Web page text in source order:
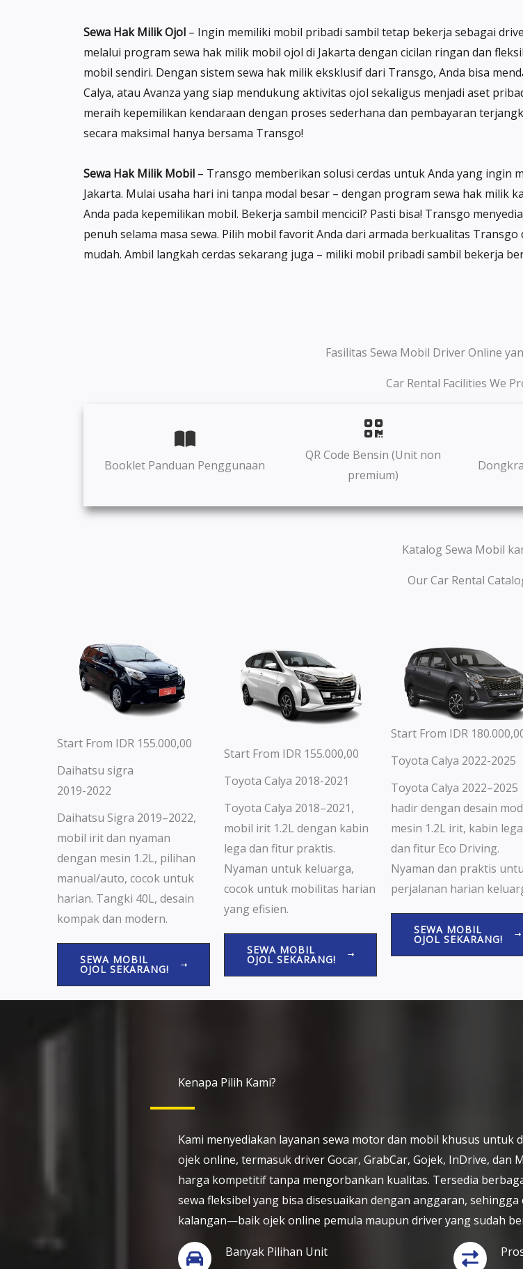
Sewa Hak Milik Ojol – Ingin memiliki mobil pribadi sambil tetap bekerja sebagai
melalui program sewa hak milik mobil ojol di Jakarta dengan cicilan ringan dan
mobil sendiri. Dengan sistem sewa hak milik eksklusif dari Transgo, Anda bisa
Calya, atau Avanza yang siap mendukung aktivitas ojol sekaligus menjadi aset
meraih kepemilikan kendaraan dengan proses sederhana dan pembayaran
secara maksimal hanya bersama Transgo!
Sewa Hak Milik Mobil – Transgo memberikan solusi cerdas untuk Anda yang ingin
Jakarta. Mulai usaha hari ini tanpa modal besar – dengan program sewa hak milik
Anda pada kepemilikan mobil. Bekerja sambil mencicil? Pasti bisa! Transgo
penuh selama masa sewa. Pilih mobil favorit Anda dari armada berkualitas
mudah. Ambil langkah cerdas sekarang juga – miliki mobil pribadi sambil bekerja
Fasilitas Sewa Mobil Driver Online
Car Rental Facilities We
Booklet Panduan Penggunaan
QR Code Bensin (Unit non
premium)
Katalog Sewa Mobil
Our Car Rental
Start From IDR 155.000,00
Daihatsu sigra
2019-2022
Daihatsu Sigra 2019–2022,
mobil irit dan nyaman
dengan mesin 1.2L, pilihan
manual/auto, cocok untuk
harian. Tangki 40L, desain
kompak dan modern.
SEWA MOBIL
OJOL SEKARANG!
Start From IDR 155.000,00
Toyota Calya 2018-2021
Toyota Calya 2018–2021,
mobil irit 1.2L dengan kabin
lega dan fitur praktis.
Nyaman untuk keluarga,
cocok untuk mobilitas harian
yang efisien.
SEWA MOBIL
OJOL SEKARANG!
Start From IDR
Toyota Calya 2022-2025
Toyota Calya 2022–2025
hadir dengan desain
mesin 1.2L irit, kabin
dan fitur Eco Driving.
Nyaman dan praktis
perjalanan harian
SEWA MOBIL
OJOL SEKARANG!
Kenapa Pilih Kami?
Kami menyediakan layanan sewa motor dan mobil khusus untuk
ojek online, termasuk driver Gocar, GrabCar, Gojek, InDrive, dan
harga kompetitif tanpa mengorbankan kualitas. Tersedia
sewa fleksibel yang bisa disesuaikan dengan anggaran,
kalangan—baik ojek online pemula maupun driver yang sudah
Banyak Pilihan Unit